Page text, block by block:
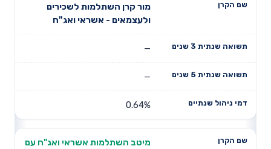
שנתית 3
תשואה
שנתית 5
מור קרן השתלמות לשכירים
ולעצמאים - אשראי ואג"ח
—
—
0.64%
מיטב השתלמות אשראי ואג"ח עם